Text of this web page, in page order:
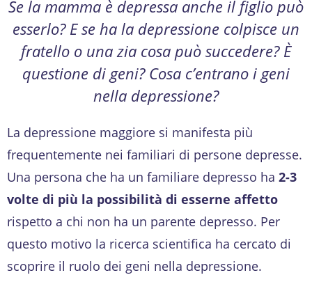
Se la mamma è depressa anche il figlio può
esserlo? E se ha la depressione colpisce un
fratello o una zia cosa può succedere? È
questione di geni? Cosa c’entrano i geni
nella depressione?
La depressione maggiore si manifesta più
frequentemente nei familiari di persone depresse.
Una persona che ha un familiare depresso ha 2-3
volte di più la possibilità di esserne affetto
rispetto a chi non ha un parente depresso. Per
questo motivo la ricerca scientifica ha cercato di
scoprire il ruolo dei geni nella depressione.